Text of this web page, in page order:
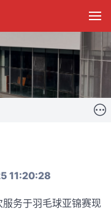
11:20:28
务于羽毛球亚锦赛现